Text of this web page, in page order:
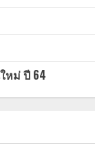
หม่ ปี 64